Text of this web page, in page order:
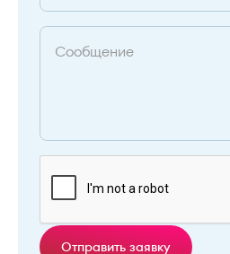
Отправить заявку